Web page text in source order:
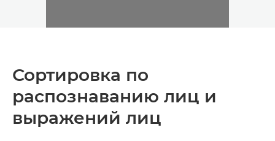
Сортировка по
распознаванию лиц и
выражений лиц